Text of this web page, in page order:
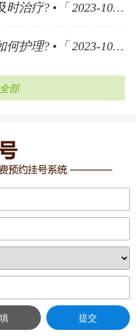
男性包皮包茎为何要及时治疗? •「 2023-10-30 」
男性包皮包茎术后该如何护理? •「 2023-10-30 」
部
提交